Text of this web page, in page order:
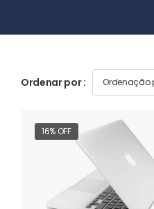
Ordenar por :
16% OFF